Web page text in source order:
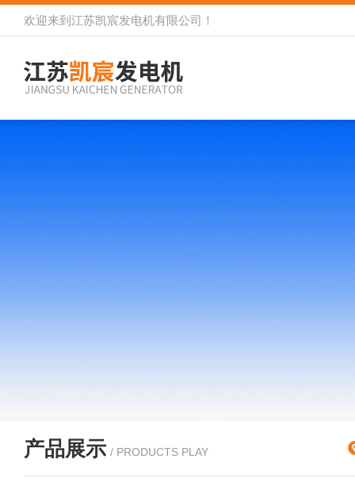
欢迎来到 江苏凯宸发电机有限公司 ！
产品展示 / PRODUCTS PLAY